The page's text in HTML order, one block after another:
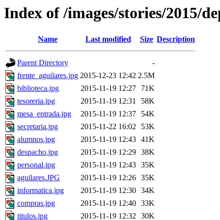
Index of /images/stories/2015/
Name Last modified Size Description
Parent Directory
-
frente_aguilares.jpg 2015-12-23 12:42 2.5M
biblioteca.jpg
2015-11-19 12:27
71K
tesoreria.jpg
2015-11-19 12:31
58K
mesa_entrada.jpg
2015-11-19 12:37
54K
secretaria.jpg
2015-11-22 16:02
53K
alumnos.jpg
2015-11-19 12:43 41K
despacho.jpg
2015-11-19 12:29 38K
personal.jpg
2015-11-19 12:43 35K
aguilares.JPG
2015-11-19 12:26 35K
informatica.jpg
2015-11-19 12:30 34K
compras.jpg
2015-11-19 12:40 33K
titulos.jpg
2015-11-19 12:32 30K